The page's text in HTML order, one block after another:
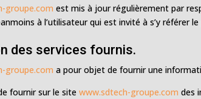
groupe.com est mis à jour régulièrement par
à l’utilisateur qui est invité à s’y référer
des services fournis.
groupe.com a pour objet de fournir une
fournir sur le sitewww.sdtech-groupe.com des